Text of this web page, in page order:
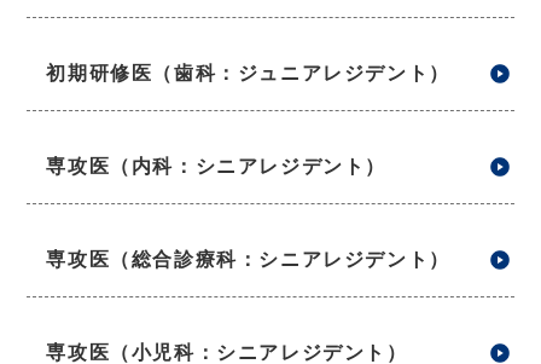
初期研修医（歯科：ジュニアレジデント）
専攻医（内科：シニアレジデント）
専攻医（総合診療科：シニアレジデント）
専攻医（小児科：シニアレジデント）